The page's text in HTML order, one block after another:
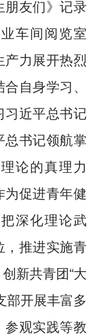
朋友们》记录
车间阅览室
力展开热烈
自身学习、
习近平总书记
总书记领航掌
论的真理力
为促进青年健
深化理论武
，推进实施青
新共青团“大
部开展丰富多
参观实践等教